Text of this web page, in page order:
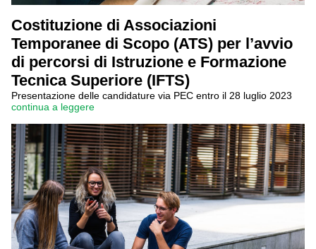
Costituzione di Associazioni
Temporanee di Scopo (ATS) per l’avvio
di percorsi di Istruzione e Formazione
Tecnica Superiore (IFTS)
Presentazione delle candidature via PEC entro il 28 luglio 2023
continua a leggere